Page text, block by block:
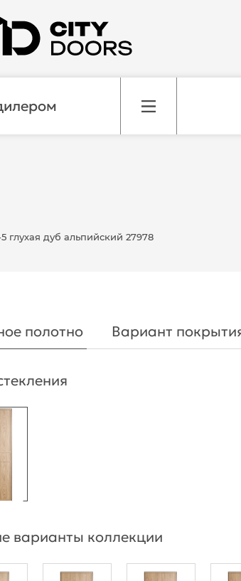
дуб альпийский 27978
полотно Вариант
варианты коллекции